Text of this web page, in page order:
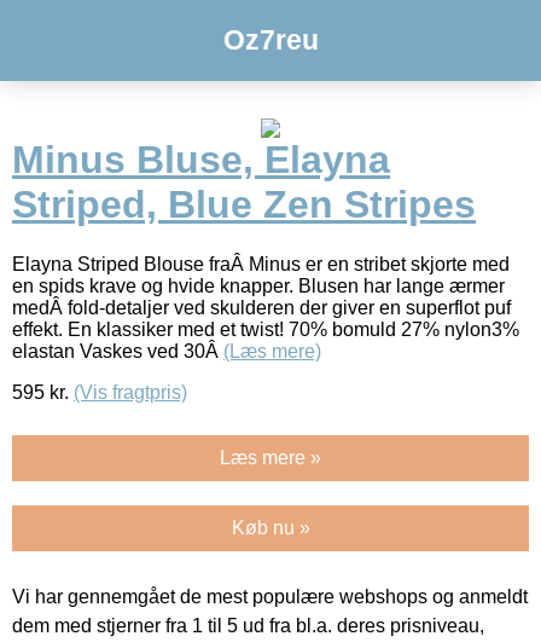
Oz7reu
Minus Bluse, Elayna
Striped, Blue Zen Stripes
Elayna Striped Blouse fraÂ Minus er en stribet skjorte med
en spids krave og hvide knapper. Blusen har lange ærmer
medÂ fold-detaljer ved skulderen der giver en superflot puf
effekt. En klassiker med et twist! 70% bomuld 27% nylon3%
elastan Vaskes ved 30Â (Læs mere)
595 kr. (Vis fragtpris)
Læs mere »
Køb nu »
Vi har gennemgået de mest populære webshops og anmeldt
dem med stjerner fra 1 til 5 ud fra bl.a. deres prisniveau,